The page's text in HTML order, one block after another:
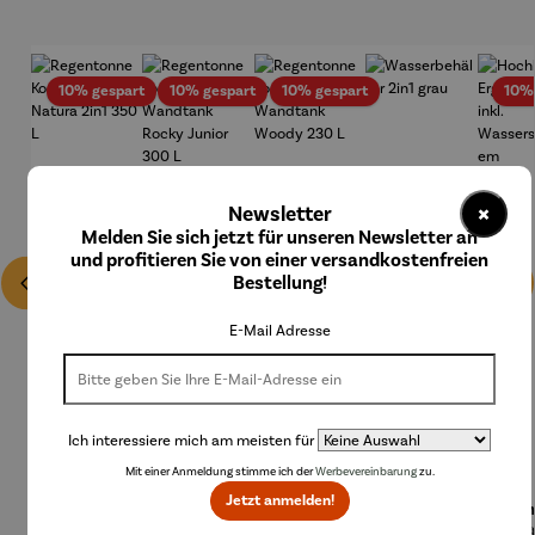
10% gespartRabatt10% gespartRabatt
Regenton
10% gespartRabatt
Regenton
×
Newsletter
Melden Sie sich jetzt für unseren Newsletter an
und profitieren Sie von einer versandkostenfreien
Bestellung!
E-Mail Adresse
Ich interessiere mich am meisten für
Mit einer Anmeldung stimme ich derWerbevereinbarungzu.
Jetzt anmelden!